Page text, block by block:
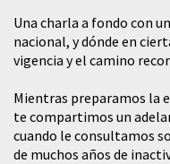
​Una charla a fondo con
nacional, y dónde en
vigencia y el camino
Mientras preparamos la
te compartimos un
cuando le consultamos
de muchos años de